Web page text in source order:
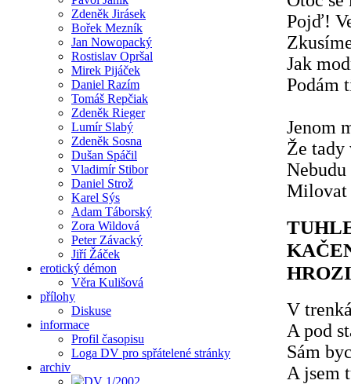
Zdeněk Jirásek
Bořek Mezník
Jan Nowopacký
Rostislav Opršal
Mirek Pijáček
Daniel Razím
Tomáš Repčiak
Zdeněk Rieger
Lumír Slabý
Zdeněk Sosna
Dušan Spáčil
Vladimír Stibor
Daniel Strož
Karel Sýs
Adam Táborský
Zora Wildová
Peter Závacký
Jiří Žáček
erotický démon
Věra Kulišová
přílohy
Diskuse
informace
Profil časopisu
Loga DV pro spřátelené stránky
archiv
Pojď!
Jak
Podám
Jenom
Že tady
Milovat
V
A pod
Sám
A jsem